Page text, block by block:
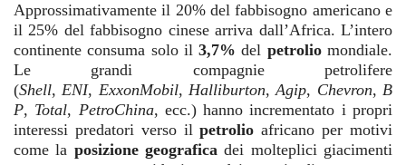
Approssimativamente il 20% del fabbisogno americano e
il 25% del fabbisogno cinese arriva dall’Africa. L’intero
continente consuma solo il3,7% del petroliomondiale.
Le grandi compagnie petrolifere
(Shell,ENI, ExxonMobil,Halliburton,Agip, Chevron,B
P, Total, PetroChina, ecc.) hanno incrementato i propri
interessi predatori verso ilpetrolioafricano per motivi
come la posizione geografica dei molteplici giacimenti